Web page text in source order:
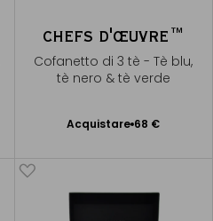
CHEFS D'ŒUVRE™
Cofanetto di 3 tè - Tè blu,
tè nero & tè verde
Acquistare 68 €
Aggiungere